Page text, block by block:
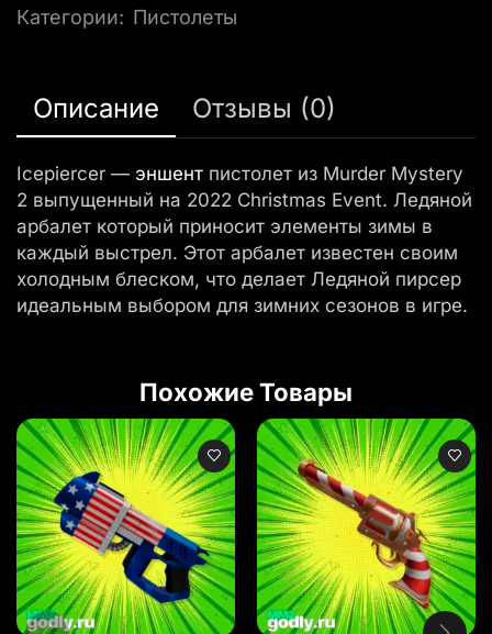
Категории: Пистолеты
Описание Отзывы (0)
Icepiercer — эншент пистолет из Murder Mystery
2 выпущенный на 2022 Christmas Event. Ледяной
арбалет который приносит элементы зимы в
каждый выстрел. Этот арбалет известен своим
холодным блеском, что делает Ледяной пирсер
идеальным выбором для зимних сезонов в игре.
Похожие Товары